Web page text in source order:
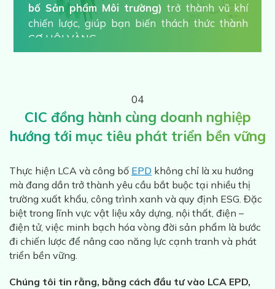
bố Sản phẩm Môi trường) trở thành vũ khí
chiến lược, giúp bạn biến thách thức thành
CƠ HỘI VÀNG.
04
CIC đồng hành cùng doanh nghiệp
hướng tới mục tiêu phát triển bền vững
Thực hiện LCA và công bố EPD không chỉ là xu hướng
mà đang dần trở thành yêu cầu bắt buộc tại nhiều thị
trường xuất khẩu, công trình xanh và quy định ESG. Đặc
biệt trong lĩnh vực vật liệu xây dựng, nội thất, điện –
điện tử, việc minh bạch hóa vòng đời sản phẩm là bước
đi chiến lược để nâng cao năng lực cạnh tranh và phát
triển bền vững.
Chúng tôi tin rằng, bằng cách đầu tư vào LCA EPD,